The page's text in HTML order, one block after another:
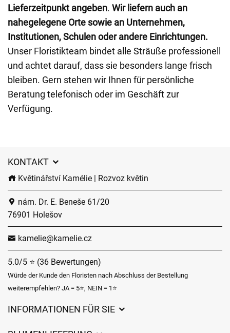
Lieferzeitpunkt angeben. Wir liefern auch an
nahegelegene Orte sowie an Unternehmen,
Institutionen, Schulen oder andere Einrichtungen.
Unser Floristikteam bindet alle Sträuße professionell
und achtet darauf, dass sie besonders lange frisch
bleiben. Gern stehen wir Ihnen für persönliche
Beratung telefonisch oder im Geschäft zur
Verfügung.
KONTAKT
Květinářství Kamélie | Rozvoz květin
nám. Dr. E. Beneše 61/20
76901 Holešov
kamelie@kamelie.cz
5.0/5 ⭐ (36 Bewertungen)
Würde der Kunde den Floristen nach Abschluss der Bestellung
weiterempfehlen? JA = 5⭐, NEIN = 1⭐
INFORMATIONEN FÜR SIE